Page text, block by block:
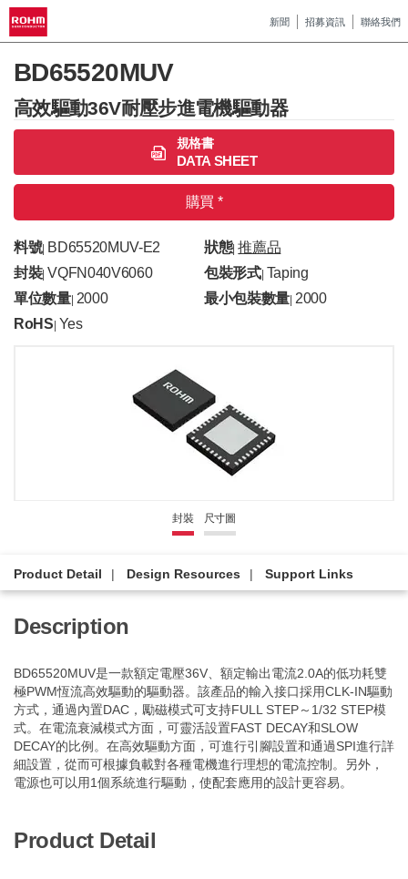
新聞 招募資訊 聯絡我們
BD65520MUV
高效驅動36V耐壓步進電機驅動器
規格書
DATA SHEET
購買 *
料號| BD65520MUV-E2 狀態|推薦品
封裝| VQFN040V6060 包裝形式| Taping
單位數量| 2000 最小包裝數量 |2000
RoHS Yes
封裝 尺寸圖
Product Detail Design Resources Support Links
Description
BD65520MUV是一款額定電壓36V、額定輸出電流2.0A的低功耗雙
極PWM恆流高效驅動的驅動器。該產品的輸入接口採用CLK-IN驅動
方式，通過內置DAC，勵磁模式可支持FULL STEP～1/32 STEP模
式。在電流衰減模式方面，可靈活設置FAST DECAY和SLOW
DECAY的比例。在高效驅動方面，可進行引腳設置和通過SPI進行詳
細設置，從而可根據負載對各種電機進行理想的電流控制。另外，
電源也可以用1個系統進行驅動，使配套應用的設計更容易。
Product Detail